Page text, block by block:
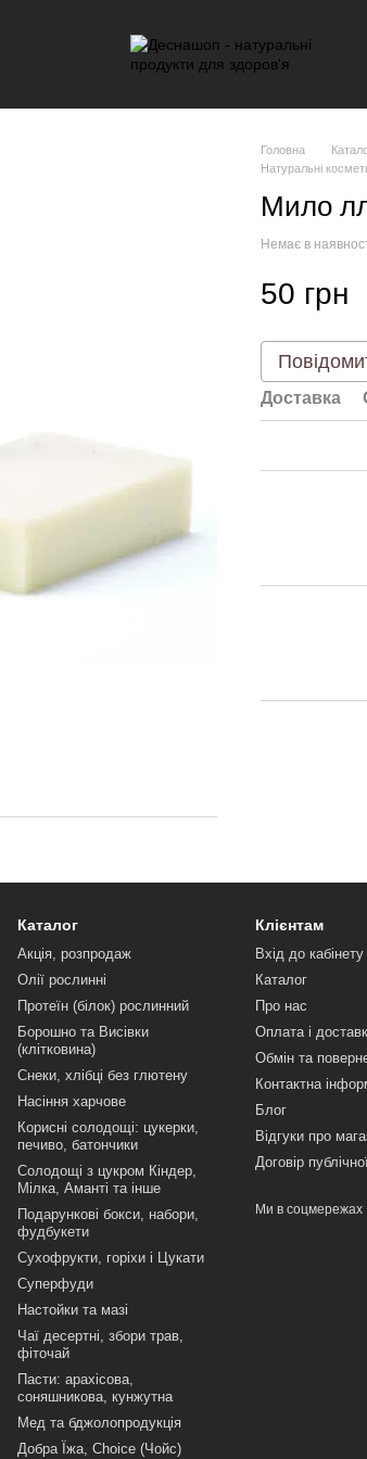
Головна
Натуральні
Мило
Немає в
50 грн
Доставка
Каталог
Акція, розпродаж
Олії рослинні
Протеїн (білок) рослинний
Борошно та Висівки
(клітковина)
Снеки, хлібці без глютену
Насіння харчове
Корисні солодощі: цукерки,
печиво, батончики
Солодощі з цукром Кіндер,
Мілка, Аманті та інше
Подарункові бокси, набори,
фудбукети
Сухофрукти, горіхи і Цукати
Суперфуди
Настойки та мазі
Чаї десертні, збори трав,
фіточай
Пасти: арахісова,
соняшникова, кунжутна
Мед та бджолопродукція
Добра Їжа, Choice (Чойс)
Клієнтам
Вхід до кабінету
Каталог
Про нас
Оплата і
Обмін та
Контактна
Блог
Відгуки про
Договір
Ми в соцмережах